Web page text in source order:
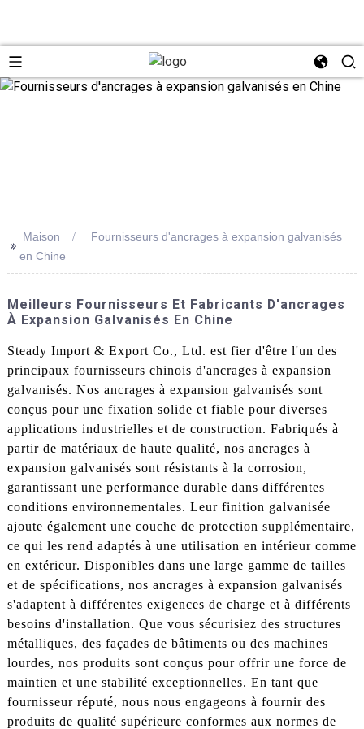
>>
Maison
Fournisseurs d'ancrages à expansion galvanisés
en Chine
Meilleurs Fournisseurs Et Fabricants D'ancrages
À Expansion Galvanisés En Chine
Steady Import & Export Co., Ltd. est fier d'être l'un des
principaux fournisseurs chinois d'ancrages à expansion
galvanisés. Nos ancrages à expansion galvanisés sont
conçus pour une fixation solide et fiable pour diverses
applications industrielles et de construction. Fabriqués à
partir de matériaux de haute qualité, nos ancrages à
expansion galvanisés sont résistants à la corrosion,
garantissant une performance durable dans différentes
conditions environnementales. Leur finition galvanisée
ajoute également une couche de protection supplémentaire,
ce qui les rend adaptés à une utilisation en intérieur comme
en extérieur. Disponibles dans une large gamme de tailles
et de spécifications, nos ancrages à expansion galvanisés
s'adaptent à différentes exigences de charge et à différents
besoins d'installation. Que vous sécurisiez des structures
métalliques, des façades de bâtiments ou des machines
lourdes, nos produits sont conçus pour offrir une force de
maintien et une stabilité exceptionnelles. En tant que
fournisseur réputé, nous nous engageons à fournir des
produits de qualité supérieure conformes aux normes de